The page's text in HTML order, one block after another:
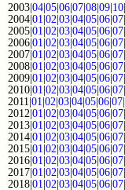
2003|04|05|06|07|08|09|10|
2004|01|02|03|04|05|06|07|
2005|01|02|03|04|05|06|07|
2006|01|02|03|04|05|06|07|
2007|01|02|03|04|05|06|07|
2008|01|02|03|04|05|06|07|
2009|01|02|03|04|05|06|07|
2010|01|02|03|04|05|06|07|
2011|01|02|03|04|05|06|07|
2012|01|02|03|04|05|06|07|
2013|01|02|03|04|05|06|07|
2014|01|02|03|04|05|06|07|
2015|01|02|03|04|05|06|07|
2016|01|02|03|04|05|06|07|
2017|01|02|03|04|05|06|07|
2018|01|02|03|04|05|06|07|